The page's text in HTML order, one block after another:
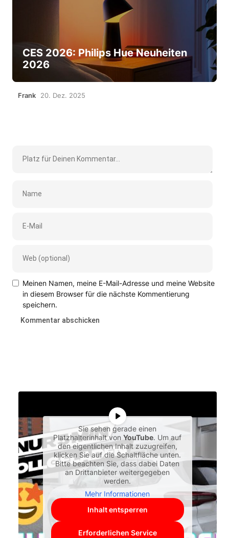
CES 2026: Philips Hue Neuheiten
2026
Frank 20. Dez. 2025
Meinen Namen, meine E-Mail-Adresse und meine Website
in diesem Browser für die nächste Kommentierung
speichern.
Sie sehen gerade einen
Platzhalterinhalt vonYouTube. Um auf
den eigentlichen Inhalt zuzugreifen,
klicken Sie auf die Schaltfläche unten.
Bitte beachten Sie, dass dabei Daten
an Drittanbieter weitergegeben
werden.
Mehr Informationen
Inhalt entsperren
Erforderlichen Service